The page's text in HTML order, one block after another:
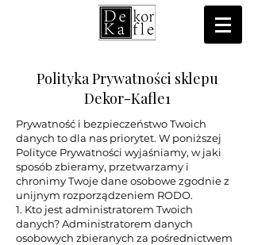
Polityka Prywatności sklepu
Dekor-Kafle1
Prywatność i bezpieczeństwo Twoich
danych to dla nas priorytet. W poniższej
Polityce Prywatności wyjaśniamy, w jaki
sposób zbieramy, przetwarzamy i
chronimy Twoje dane osobowe zgodnie z
unijnym rozporządzeniem RODO.
1. Kto jest administratorem Twoich
danych? Administratorem danych
osobowych zbieranych za pośrednictwem